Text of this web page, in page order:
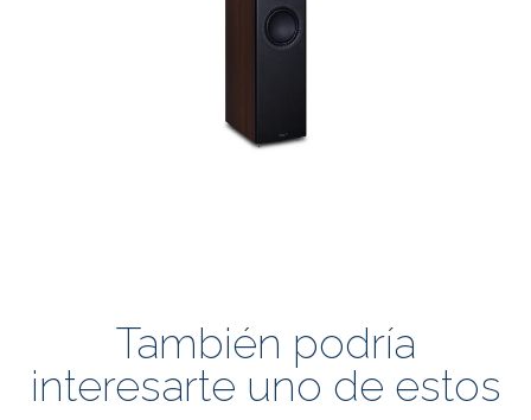
También podría
interesarte uno de estos